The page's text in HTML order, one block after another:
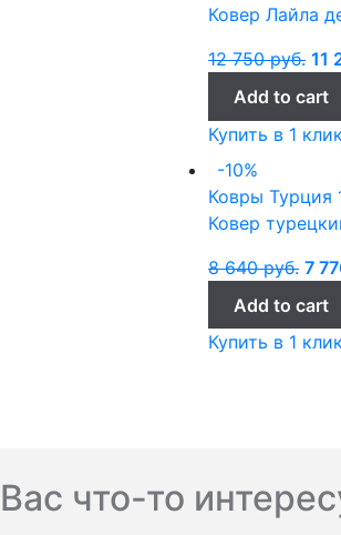
Ковер Лайла
12 750руб. 11
Add to cart
Купить в 1 клик
-10%
Ковры Турция
Ковер
8 640руб. 7
Add to cart
Купить в 1 клик
Вас что-то